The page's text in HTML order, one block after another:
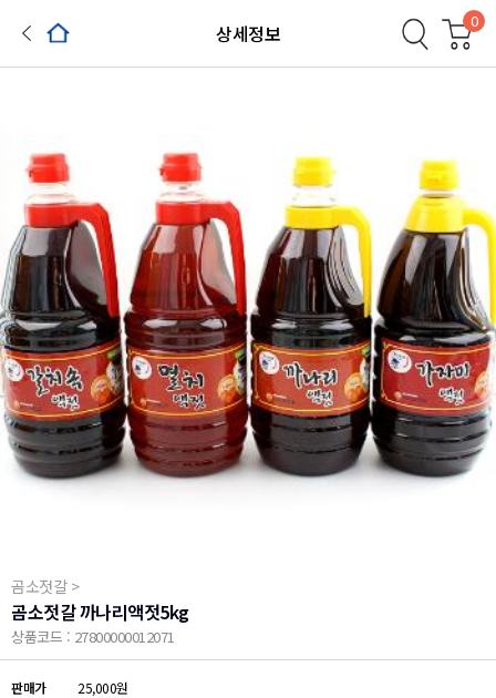
상세정보 0
곰소젓갈 >
곰소젓갈 까나리액젓5kg
상품코드 : 27800000012071
판매가 25,000원